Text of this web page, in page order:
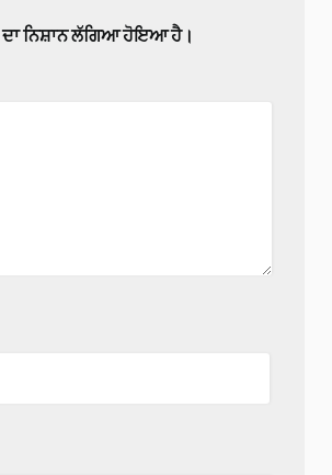
ਦਾ ਨਿਸ਼ਾਨ ਲੱਗਿਆ ਹੋਇਆ ਹੈ।